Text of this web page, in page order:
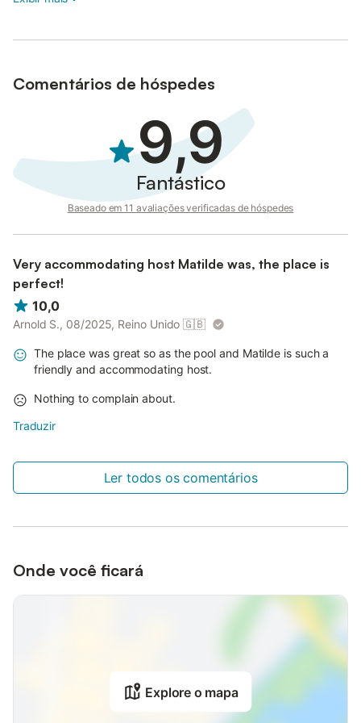
Comentários de hóspedes
9,9
Fantástico
Baseado em 11 avaliações verificadas de hóspedes
Very accommodating host Matilde was, the place is
perfect!
10,0
Arnold S., 08/2025, Reino Unido 🇬🇧
The place was great so as the pool and Matilde is such a
friendly and accommodating host.
Nothing to complain about.
Traduzir
Ler todos os comentários
Onde você ficará
Explore o mapa